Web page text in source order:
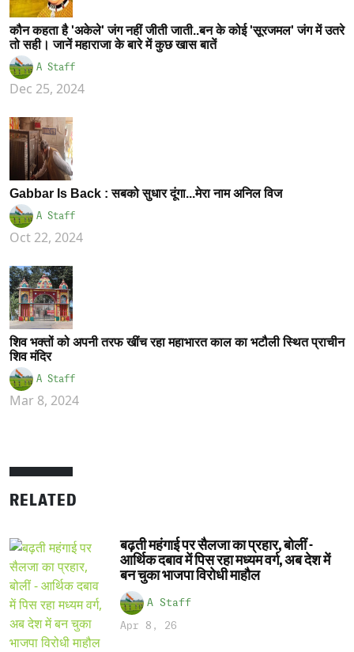
कौन कहता है 'अकेले' जंग नहीं जीती जाती..बन के कोई 'सूरजमल' जंग में उतरे
तो सही। जानें महाराजा के बारे में कुछ खास बातें
A Staff
Dec 25, 2024
Gabbar Is Back : सबको सुधार दूंगा...मेरा नाम अनिल विज
A Staff
Oct 22, 2024
शिव भक्तों को अपनी तरफ खींच रहा महाभारत काल का भटौली स्थित प्राचीन
शिव मंदिर
A Staff
Mar 8, 2024
RELATED
बढ़ती महंगाई पर सैलजा का प्रहार, बोलीं -
आर्थिक दबाव में पिस रहा मध्यम वर्ग, अब देश में
बन चुका भाजपा विरोधी माहौल
A Staff
Apr 8, 26